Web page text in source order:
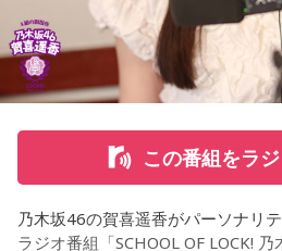
ッズを購入した経験を紹介し、店
につながることから、興味を持った
かけた。
さらに、ホースセラピーについて
た。大学時代に所属していた馬術
を招いた体験会が行われており、
に動かすきっかけになったり、高
この番組をラ
乃木坂46の賀喜遥香がパーソナリ
ラジオ番組「SCHOOL OF LOCK!